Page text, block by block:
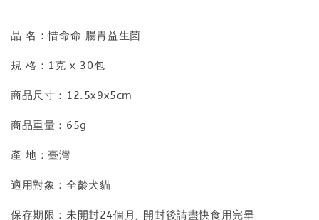
品 名：惜命命 腸胃益生菌
規 格：1克 x 30包
商品尺寸：12.5x9x5cm
商品重量：65g
產 地：臺灣
適用對象：全齡犬貓
保存期限：未開封24個月, 開封後請盡快食用完畢